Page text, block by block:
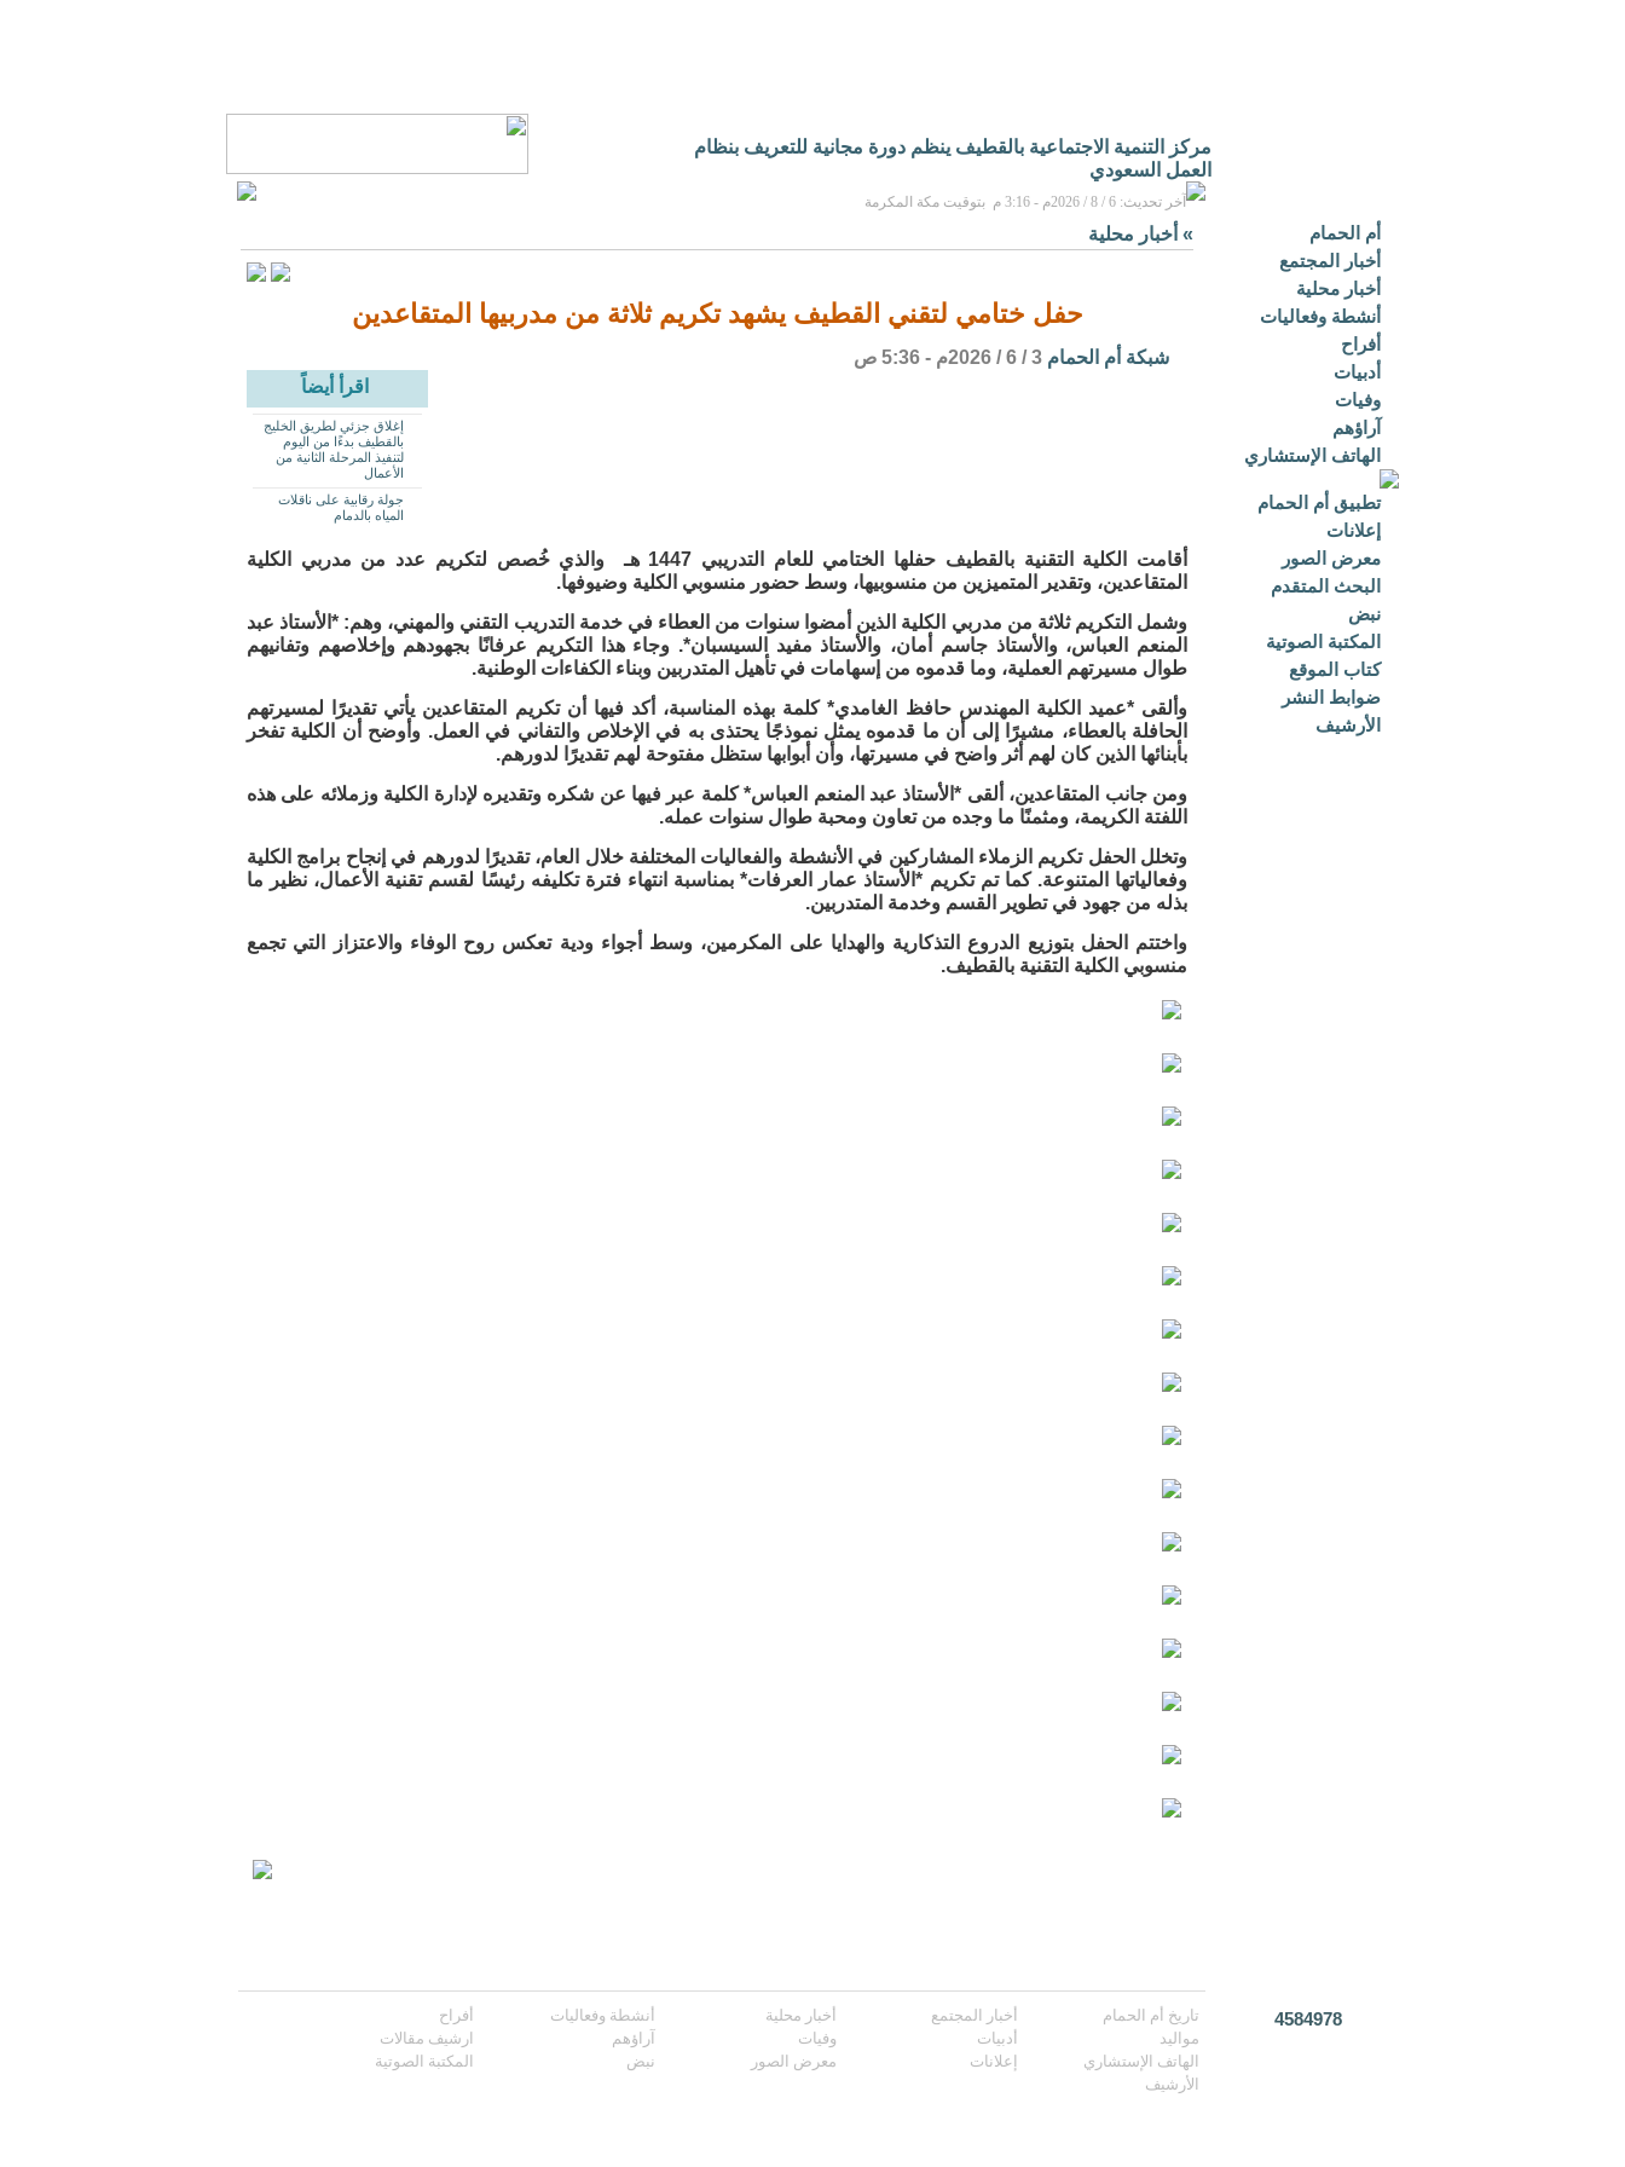
مركز التنمية الاجتماعية بالقطيف ينظم دورة مجانية للتعريف بنظام
العمل السعودي
آخر تحديث: 6 / 8 / 2026م - 3:16 م بتوقيت مكة المكرمة
أم الحمام
أخبار المجتمع
أخبار محلية
أنشطة وفعاليات
أفراح
أدبيات
وفيات
آراؤهم
الهاتف الإستشاري
تطبيق أم الحمام
إعلانات
معرض الصور
البحث المتقدم
نبض
المكتبة الصوتية
كتاب الموقع
ضوابط النشر
الأرشيف
» أخبار محلية
حفل ختامي لتقني القطيف يشهد تكريم ثلاثة من مدربيها المتقاعدين
شبكة أم الحمام 3 / 6 / 2026م - 5:36 ص
اقرأ أيضاً
إغلاق جزئي لطريق الخليج
بالقطيف بدءًا من اليوم
لتنفيذ المرحلة الثانية من
الأعمال
جولة رقابية على ناقلات
المياه بالدمام
أقامت الكلية التقنية بالقطيف حفلها الختامي للعام التدريبي 1447 هـ والذي خُصص لتكريم عدد من مدربي الكلية
المتقاعدين، وتقدير المتميزين من منسوبيها، وسط حضور منسوبي الكلية وضيوفها.
وشمل التكريم ثلاثة من مدربي الكلية الذين أمضوا سنوات من العطاء في خدمة التدريب التقني والمهني، وهم: *الأستاذ عبد
المنعم العباس، والأستاذ جاسم أمان، والأستاذ مفيد السيسبان*. وجاء هذا التكريم عرفانًا بجهودهم وإخلاصهم وتفانيهم
طوال مسيرتهم العملية، وما قدموه من إسهامات في تأهيل المتدربين وبناء الكفاءات الوطنية.
وألقى *عميد الكلية المهندس حافظ الغامدي* كلمة بهذه المناسبة، أكد فيها أن تكريم المتقاعدين يأتي تقديرًا لمسيرتهم
الحافلة بالعطاء، مشيرًا إلى أن ما قدموه يمثل نموذجًا يحتذى به في الإخلاص والتفاني في العمل. وأوضح أن الكلية تفخر
بأبنائها الذين كان لهم أثر واضح في مسيرتها، وأن أبوابها ستظل مفتوحة لهم تقديرًا لدورهم.
ومن جانب المتقاعدين، ألقى *الأستاذ عبد المنعم العباس* كلمة عبر فيها عن شكره وتقديره لإدارة الكلية وزملائه على هذه
اللفتة الكريمة، ومثمنًا ما وجده من تعاون ومحبة طوال سنوات عمله.
وتخلل الحفل تكريم الزملاء المشاركين في الأنشطة والفعاليات المختلفة خلال العام، تقديرًا لدورهم في إنجاح برامج الكلية
وفعالياتها المتنوعة. كما تم تكريم *الأستاذ عمار العرفات* بمناسبة انتهاء فترة تكليفه رئيسًا لقسم تقنية الأعمال، نظير ما
بذله من جهود في تطوير القسم وخدمة المتدربين.
واختتم الحفل بتوزيع الدروع التذكارية والهدايا على المكرمين، وسط أجواء ودية تعكس روح الوفاء والاعتزاز التي تجمع
منسوبي الكلية التقنية بالقطيف.
4584978 تاريخ أم الحمام أخبار المجتمع أخبار محلية أنشطة وفعاليات
أفراح
مواليد
أدبيات وفيات آراؤهم
ارشيف مقالات
الهاتف الإستشاري
إعلانات معرض الصور نبض
المكتبة الصوتية
الأرشيف